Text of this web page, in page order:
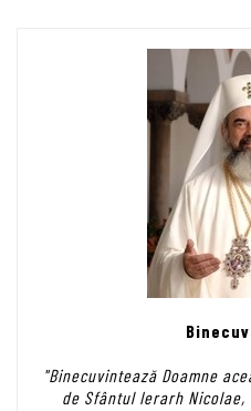
"Binecuvintează Doamne
de Sfântul Ierarh